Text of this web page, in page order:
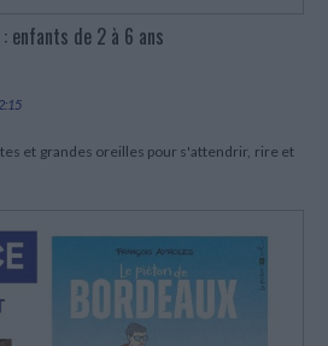
enfants de 2 à 6 ans
et grandes oreilles pour s'attendrir, rire et